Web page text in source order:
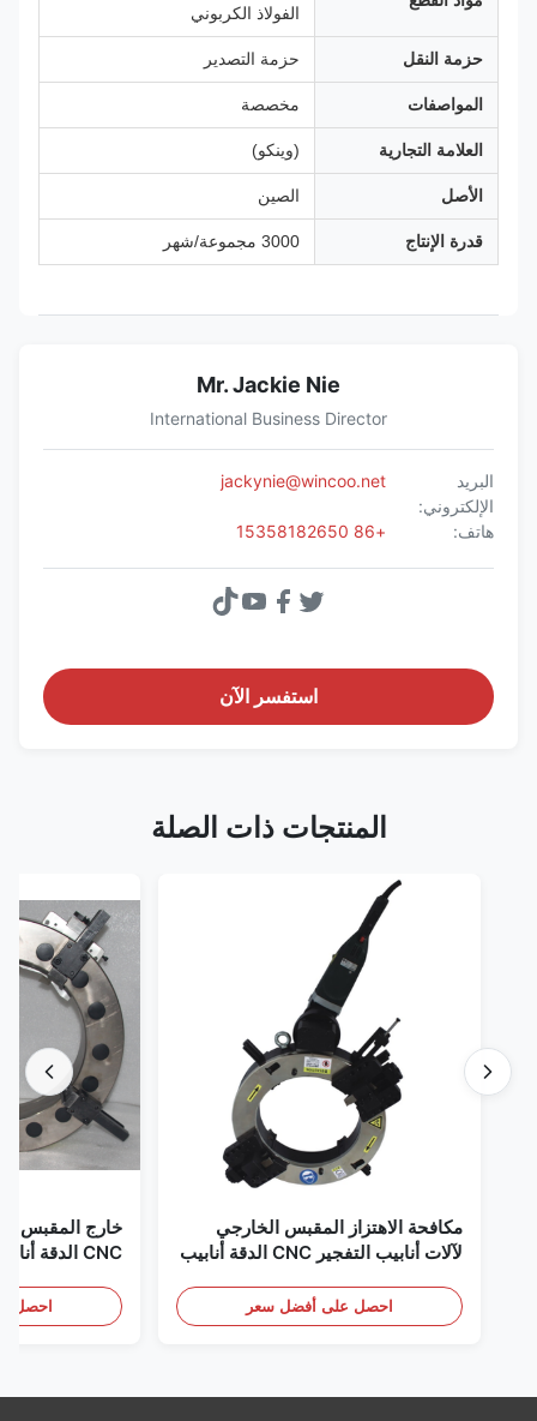
الفولاذ الكربوني
حزمة النقل حزمة التصدير
المواصفات مخصصة
العلامة التجارية (وينكو)
الأصل الصين
قدرة الإنتاج 3000 مجموعة/شهر
Mr. Jackie Nie
International Business Director
البريد
الإلكتروني:
jackynie@wincoo.net
هاتف: +86 15358182650
استفسر الآن
المنتجات ذات الصلة
مكافحة الاهتزاز المقبس الخارجي
لآلات أنابيب التفجير CNC الدقة أنابيب
احصل على أفضل سعر
خارج المقبس
CNC الدقة أنابيب وحدة معالجة حفرة
احصل